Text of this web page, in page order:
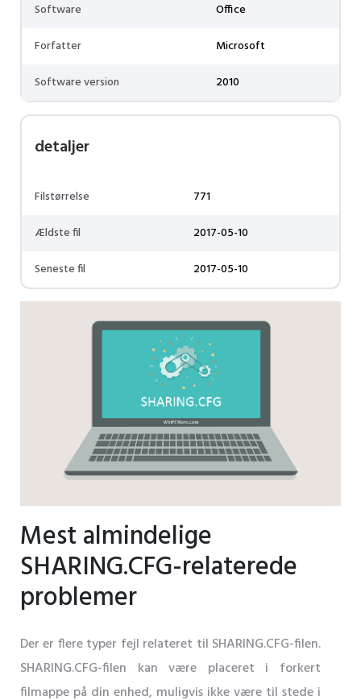
Software
Office
Forfatter
Microsoft
Software version
2010
detaljer
Filstørrelse
771
Ældste fil
2017-05-10
Seneste fil
2017-05-10
Mest almindelige
SHARING.CFG-relaterede
problemer
Der er flere typer fejl relateret til SHARING.CFG-filen.
SHARING.CFG-filen kan være placeret i forkert
filmappe på din enhed, muligvis ikke være til stede i